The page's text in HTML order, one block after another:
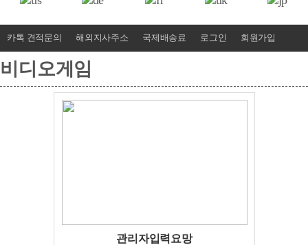
카톡 견적문의 해외지사주소 국제배송료 로그인 회원가입
비디오게임
관리자입력요망